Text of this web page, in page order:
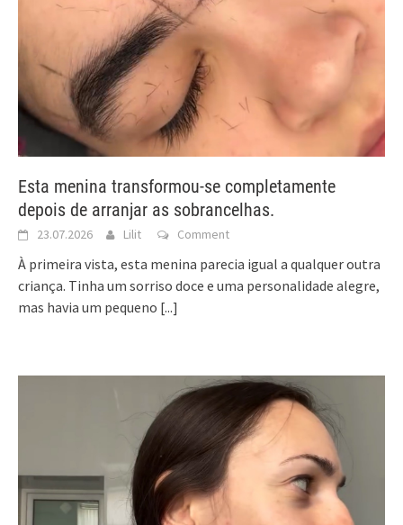
Esta menina transformou-se completamente
depois de arranjar as sobrancelhas.
23.07.2026 Lilit Comment
À primeira vista, esta menina parecia igual a qualquer outra
criança. Tinha um sorriso doce e uma personalidade alegre,
mas havia um pequeno [...]